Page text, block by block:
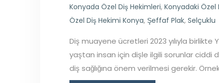
Konyada Özel Diş Hekimleri, Konyadaki Özel
Özel Diş Hekimi Konya, Şeffaf Plak, Selçuklu
Diş muayene ücretleri 2023 yılıyla
yaştan insan için dişle ilgili sorunlar ciddi
diş sağlığına önem verilmesi gerekir.